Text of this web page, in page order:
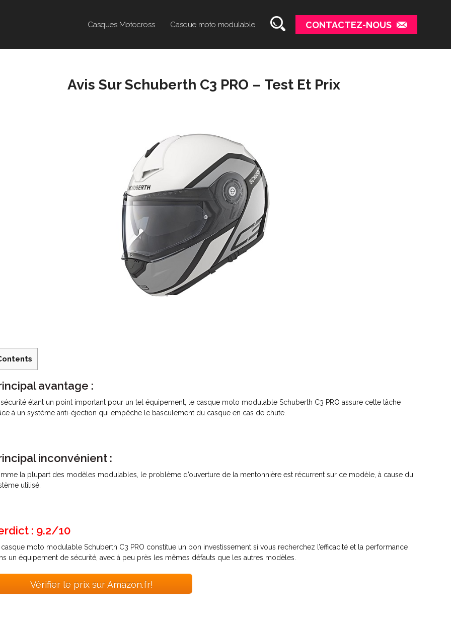
Casques Motocross Casque moto modulable CONTACTEZ-NOUS
Avis Sur Schuberth C3 PRO – Test Et Prix
avantage :
sécurité étant un point important pour un tel équipement, le casque moto modulable Schuberth C3 PRO assure cette tâche
à un système anti-éjection qui empêche le basculement du casque en cas de chute.
inconvénient :
la plupart des modèles modulables, le problème d’ouverture de la mentonnière est récurrent sur ce modèle, à cause du
utilisé.
: 9.2/10
casque moto modulable Schuberth C3 PRO constitue un bon investissement si vous recherchez l’efficacité et la performance
un équipement de sécurité, avec à peu près les mêmes défauts que les autres modèles.
Vérifier le prix sur Amazon.fr!